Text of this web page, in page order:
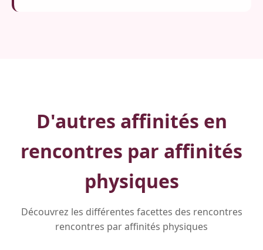
D'autres affinités en
rencontres par affinités
physiques
Découvrez les différentes facettes des rencontres
rencontres par affinités physiques